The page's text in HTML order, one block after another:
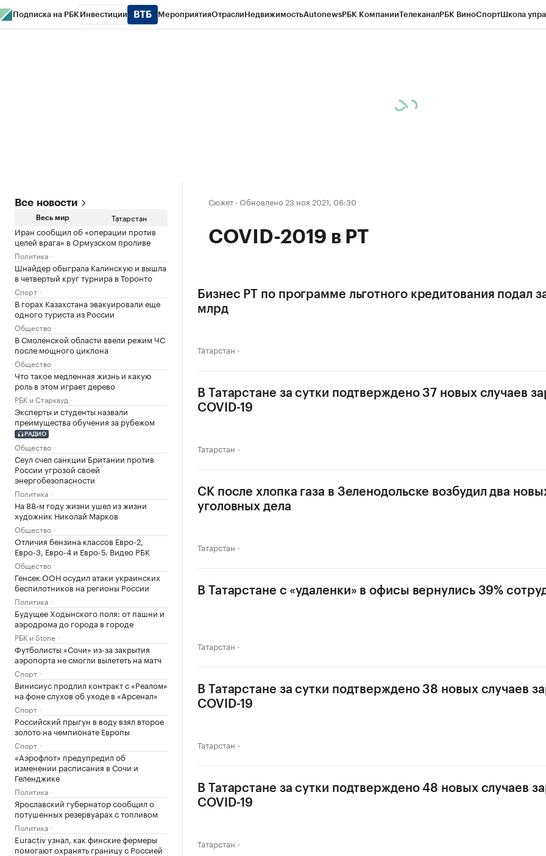
Подписка на РБК Инвестиции МероприятияОтраслиНедвижимостьAutonewsРБК КомпанииТелеканалРБК ВиноСпортШкола
Все новости
Весь мир Татарстан
Иран сообщил об «операции против
целей врага» в Ормузском проливе
Политика
Шнайдер обыграла Калинскую и вышла
в четвертый круг турнира в Торонто
Спорт
В горах Казахстана эвакуировали еще
одного туриста из России
Общество
В Смоленской области ввели режим ЧС
после мощного циклона
Общество
Что такое медленная жизнь и какую
роль в этом играет дерево
РБК и Старквуд
Эксперты и студенты назвали
преимущества обучения за рубежом
РАДИО
Общество
Сеул счел санкции Британии против
России угрозой своей
энергобезопасности
Политика
На 88-м году жизни ушел из жизни
художник Николай Марков
Общество
Отличия бензина классов Евро-2,
Евро-3, Евро-4 и Евро-5. Видео РБК
Общество
Генсек ООН осудил атаки украинских
беспилотников на регионы России
Политика
Будущее Ходынского поля: от пашни и
аэродрома до города в городе
РБК и Stone
Футболисты «Сочи» из-за закрытия
аэропорта не смогли вылететь на матч
Спорт
Винисиус продлил контракт с «Реалом»
на фоне слухов об уходе в «Арсенал»
Спорт
Российский прыгун в воду взял второе
золото на чемпионате Европы
Спорт
«Аэрофлот» предупредил об
изменении расписания в Сочи и
Геленджике
Политика
Ярославский губернатор сообщил о
потушенных резервуарах с топливом
Политика
Euractiv узнал, как финские фермеры
помогают охранять границу с Россией
Сюжет · Обновлено 23 ноя 2021, 06:30
COVID-2019 в РТ
Бизнес РТ по программе льготного кредитования подал
млрд
Татарстан
В Татарстане за сутки подтверждено 37 новых случаев
COVID-19
Татарстан
СК после хлопка газа в Зеленодольске возбудил два
уголовных дела
Татарстан
В Татарстане с «удаленки» в офисы вернулись 39%
Татарстан
В Татарстане за сутки подтверждено 38 новых случаев
COVID-19
Татарстан
В Татарстане за сутки подтверждено 48 новых случаев
COVID-19
Татарстан